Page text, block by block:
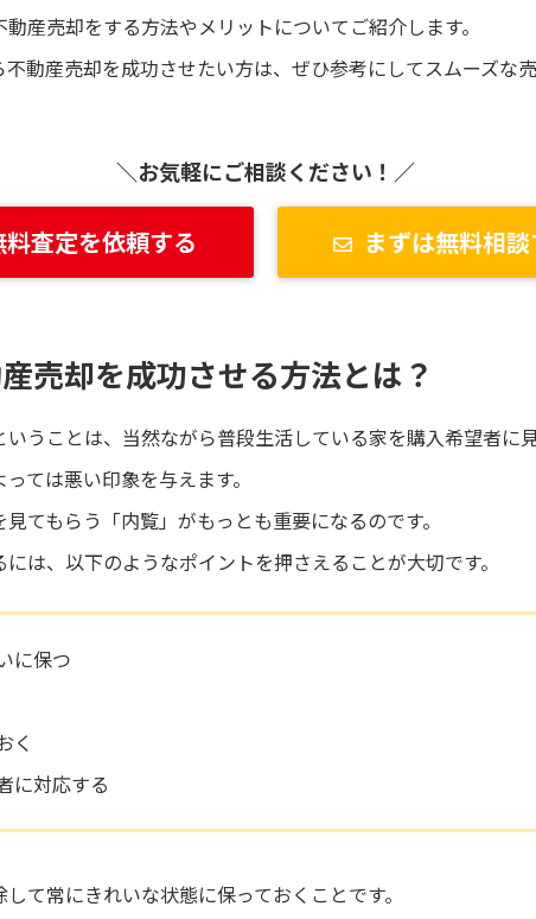
産売却をする方法やメリットについてご紹介します。
動産売却を成功させたい方は、ぜひ参考にしてスムーズな
＼お気軽にご相談ください！／
料査定を依頼する まずは無料相談
売却を成功させる方法とは？
うことは、当然ながら普段生活している家を購入希望者に
ては悪い印象を与えます。
てもらう「内覧」がもっとも重要になるのです。
は、以下のようなポイントを押さえることが大切です。
に保つ
く
に対応する
て常にきれいな状態に保っておくことです。